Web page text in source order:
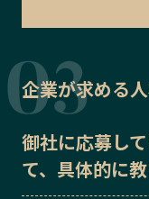
企業が求める
御社に応募し
て、具体的に教